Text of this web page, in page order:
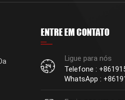
ENTRE EM CONTATO
Ligue para nós
Telefone :
WhatsApp :